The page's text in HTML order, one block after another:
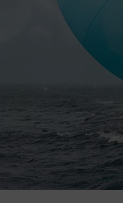
Formación
Contratos de
Talento 30